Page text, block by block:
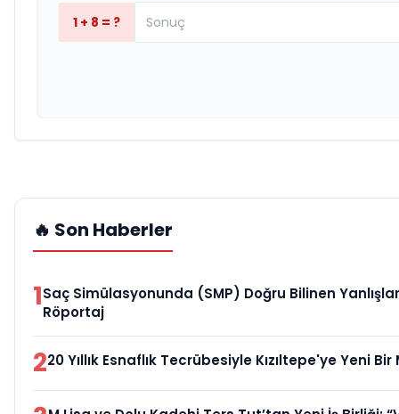
1 + 8 = ?
🔥 Son Haberler
1Saç Simülasyonunda (SMP) Doğru Bilinen
Röportaj
220 Yıllık Esnaflık Tecrübesiyle Kızıltepe'ye Yeni